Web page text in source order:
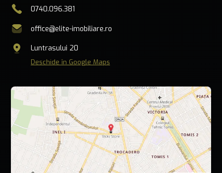
0740.096.381
office@elite-imobiliare.ro
Luntrasului 20
Deschide în Google Maps